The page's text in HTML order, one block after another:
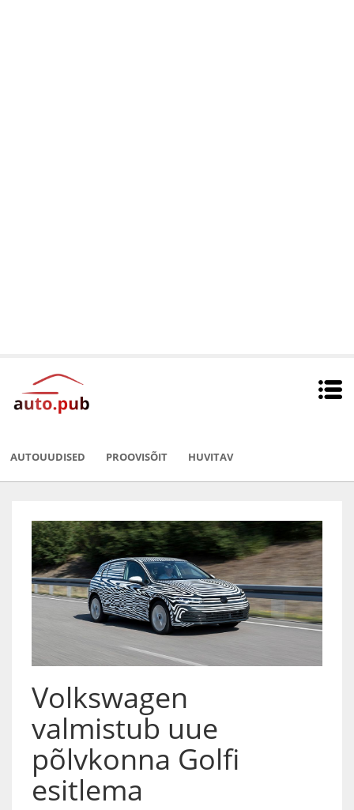
AUTOUUDISED PROOVISÕIT HUVITAV
Volkswagen
valmistub uue
põlvkonna Golfi
esitlema